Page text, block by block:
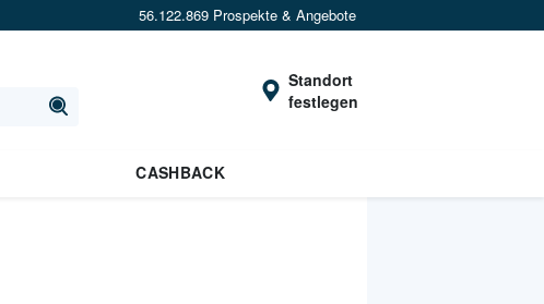
56.122.869 Prospekte & Angebote
Standort
festlegen
CASHBACK